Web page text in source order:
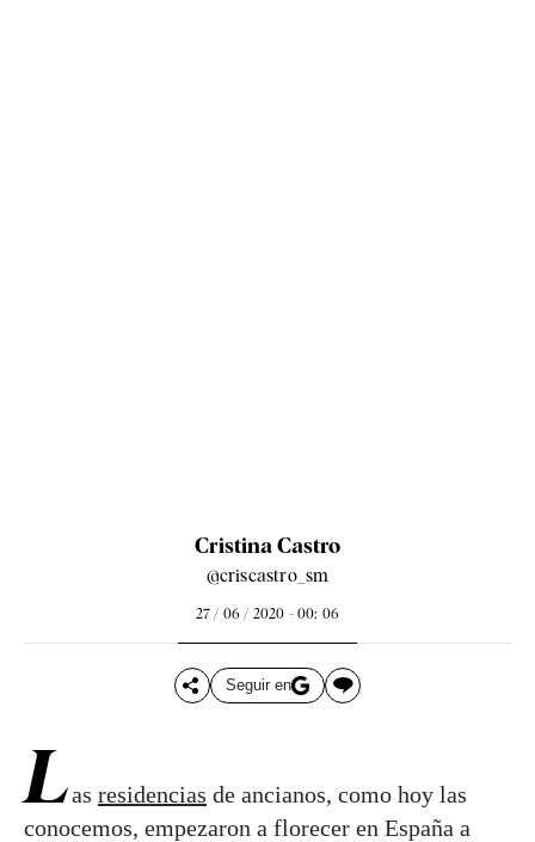
Cristina Castro
@criscastro_sm
27 / 06 / 2020 - 00: 06
Seguir en
Las residencias de ancianos, como hoy las
conocemos, empezaron a florecer en España a